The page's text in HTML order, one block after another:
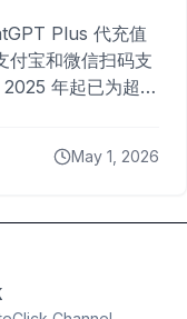
Plus 代充值
付宝和微信扫码支
年起已为超过
May 1, 2026